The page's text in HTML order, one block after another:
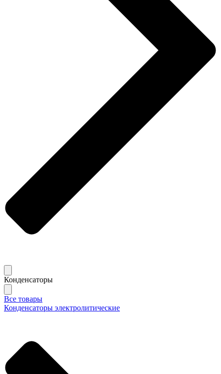
Конденсаторы
Все товары
Конденсаторы электролитические